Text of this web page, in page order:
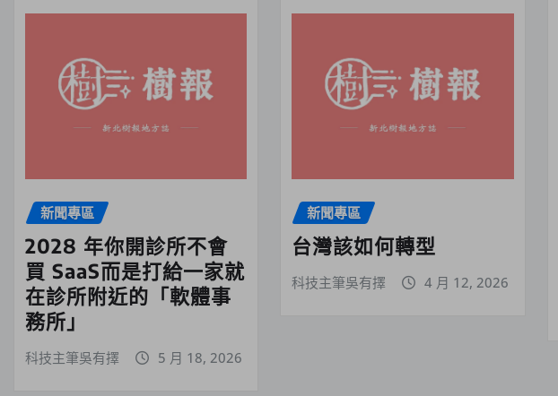
新聞專區
2028 年你開診所不會
買 SaaS而是打給一家就
在診所附近的「軟體事
務所」
科技主筆吳有擇 5 月 18, 2026
新聞專區
台灣該如何轉型
科技主筆吳有擇 4 月 12, 2026